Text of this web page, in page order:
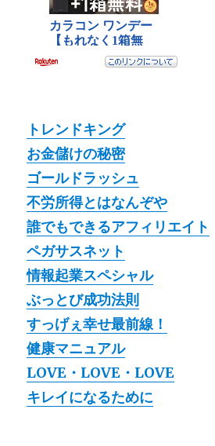
トレンドキング
お金儲けの秘密
ゴールドラッシュ
不労所得とはなんぞや
誰でもできるアフィリエイト
ペガサスネット
情報起業スペシャル
ぶっとび成功法則
すっげぇ幸せ最前線！
健康マニュアル
LOVE・LOVE・LOVE
キレイになるために